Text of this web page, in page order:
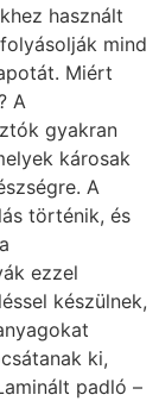
használt
mind
Miért
A
gyakran
károsak
A
történik, és
ezzel
készülnek,
ki,
padló –